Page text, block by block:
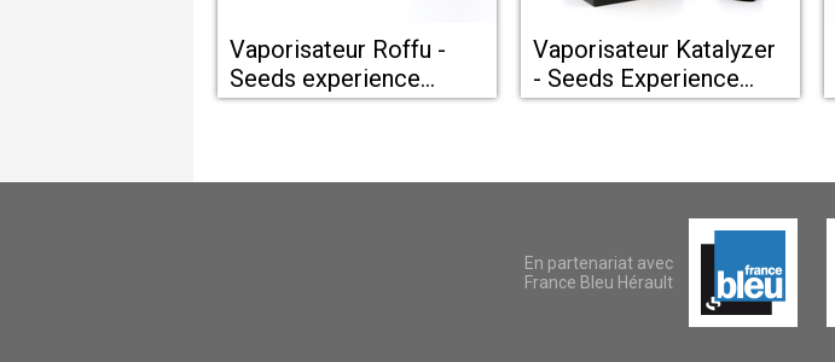
Vaporisateur Roffu -
Seeds experience
Montpellier
Vaporisateur Katalyzer
- Seeds Experience
Montpellier
En partenariat avec
France Bleu Hérault